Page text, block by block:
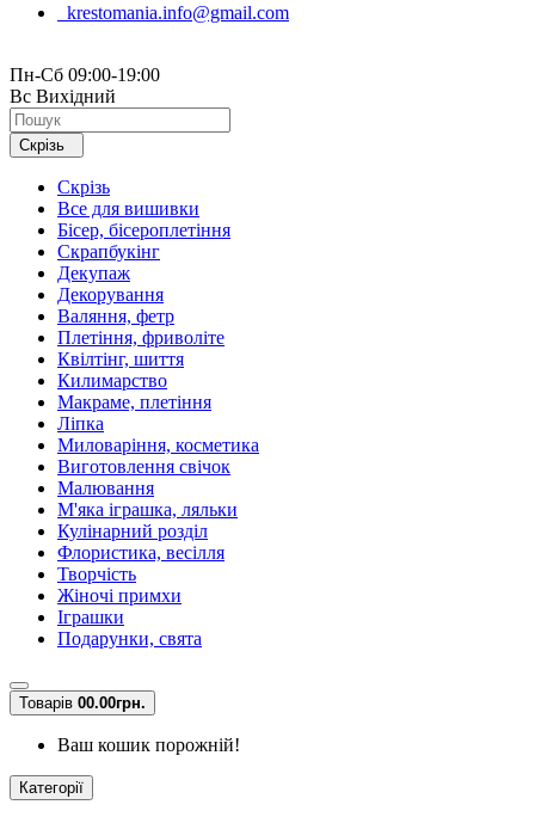
krestomania.info@gmail.com
Пн-Сб 09:00-19:00
Вс Вихідний
Скрізь
Скрізь
Все для вишивки
Бісер, бісероплетіння
Скрапбукінг
Декупаж
Декорування
Валяння, фетр
Плетіння, фриволіте
Квілтінг, шиття
Килимарство
Макраме, плетіння
Ліпка
Миловаріння, косметика
Виготовлення свічок
Малювання
М'яка іграшка, ляльки
Кулінарний розділ
Флористика, весілля
Творчість
Жіночі примхи
Іграшки
Подарунки, свята
Товарів 00.00грн.
Ваш кошик порожній!
Категорії